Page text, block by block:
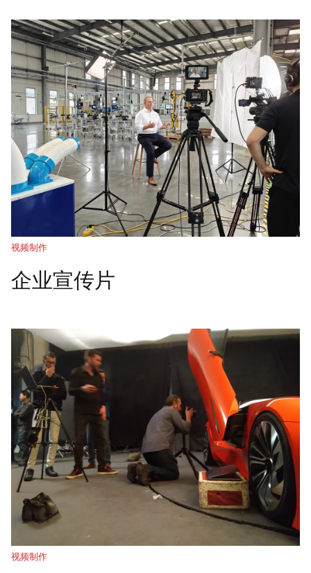
视频制作
企业宣传片
视频制作